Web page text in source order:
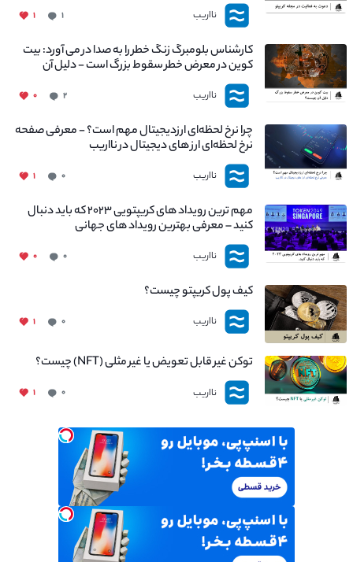
نااریب ۱ ۱
کارشناس بلومبرگ زنگ خطر را به صدا در می آورد: بیت
کوین در معرض خطر سقوط بزرگ است - دلیل آن
چیست؟
نااریب ۲ ۰
چرا نرخ لحظه‌ای ارزدیجیتال مهم است؟ - معرفی صفحه
نرخ لحظه‌ای ارز های دیجیتال در نااریب
نااریب ۰ ۱
مهم ترین رویداد های کریپتویی ۲۰۲۳ که باید دنبال
کنید – معرفی بهترین رویداد های جهانی
نااریب ۰ ۰
کیف پول کریپتو چیست؟
نااریب ۰ ۱
توکن غیر قابل تعویض یا غیر مثلی (NFT) چیست؟
نااریب ۰ ۱